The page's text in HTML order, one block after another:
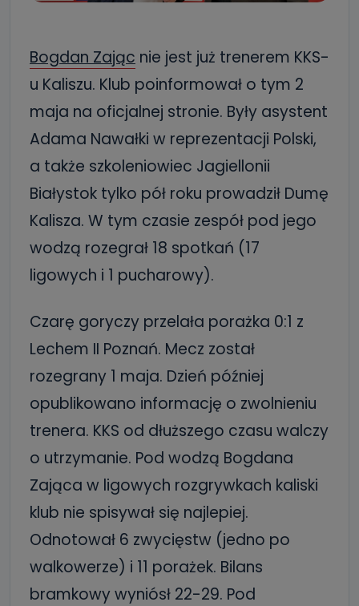
Bogdan Zając nie jest już trenerem KKS-
u Kaliszu. Klub poinformował o tym 2
maja na oficjalnej stronie. Były asystent
Adama Nawałki w reprezentacji Polski,
a także szkoleniowiec Jagiellonii
Białystok tylko pół roku prowadził Dumę
Kalisza. W tym czasie zespół pod jego
wodzą rozegrał 18 spotkań (17
ligowych i 1 pucharowy).
Czarę goryczy przelała porażka 0:1 z
Lechem II Poznań. Mecz został
rozegrany 1 maja. Dzień później
opublikowano informację o zwolnieniu
trenera. KKS od dłuższego czasu walczy
o utrzymanie. Pod wodzą Bogdana
Zająca w ligowych rozgrywkach kaliski
klub nie spisywał się najlepiej.
Odnotował 6 zwycięstw (jedno po
walkowerze) i 11 porażek. Bilans
bramkowy wyniósł 22-29. Pod